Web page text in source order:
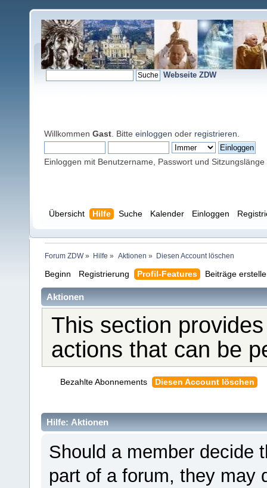
Webseite ZDW
Willkommen Gast . Bitte einloggen oder registrieren
Einloggen mit Benutzername, Passwort und Sitzungslänge
Übersicht Hilfe Suche Kalender Einloggen
Forum ZDW» Hilfe » Aktionen » Diesen Account löschen
Beginn Registrierung Profil-Features Beiträge
Aktionen
This section
actions that can be
Bezahlte Abonnements Diesen Account löschen
Hilfe: Aktionen
Should a member decide
part of a forum, they may